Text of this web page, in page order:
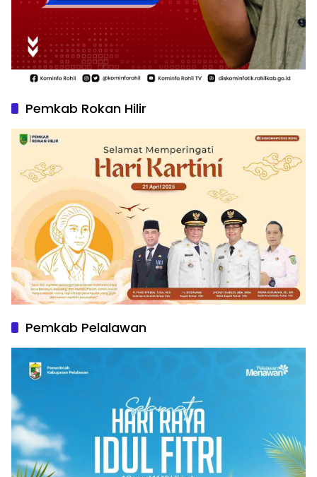
Pemkab Rokan Hilir
Pemkab Pelalawan